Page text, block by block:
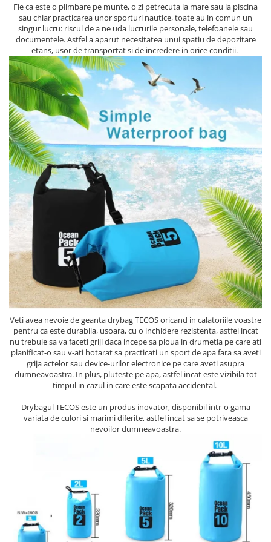
Fie ca este o plimbare pe munte, o zi petrecuta la mare sau la piscina
sau chiar practicarea unor sporturi nautice, toate au in comun un
singur lucru: riscul de a ne uda lucrurile personale, telefoanele sau
documentele. Astfel a aparut necesitatea unui spatiu de depozitare
etans, usor de transportat si de incredere in orice conditii.
Veti avea nevoie de geanta drybag TECOS oricand in calatoriile voastre
pentru ca este durabila, usoara, cu o inchidere rezistenta, astfel incat
nu trebuie sa va faceti griji daca incepe sa ploua in drumetia pe care ati
planificat-o sau v-ati hotarat sa practicati un sport de apa fara sa aveti
grija actelor sau device-urilor electronice pe care aveti asupra
dumneavoastra. In plus, pluteste pe apa, astfel incat este vizibila tot
timpul in cazul in care este scapata accidental.
Drybagul TECOS este un produs inovator, disponibil intr-o gama
variata de culori si marimi diferite, astfel incat sa se potriveasca
nevoilor dumneavoastra.